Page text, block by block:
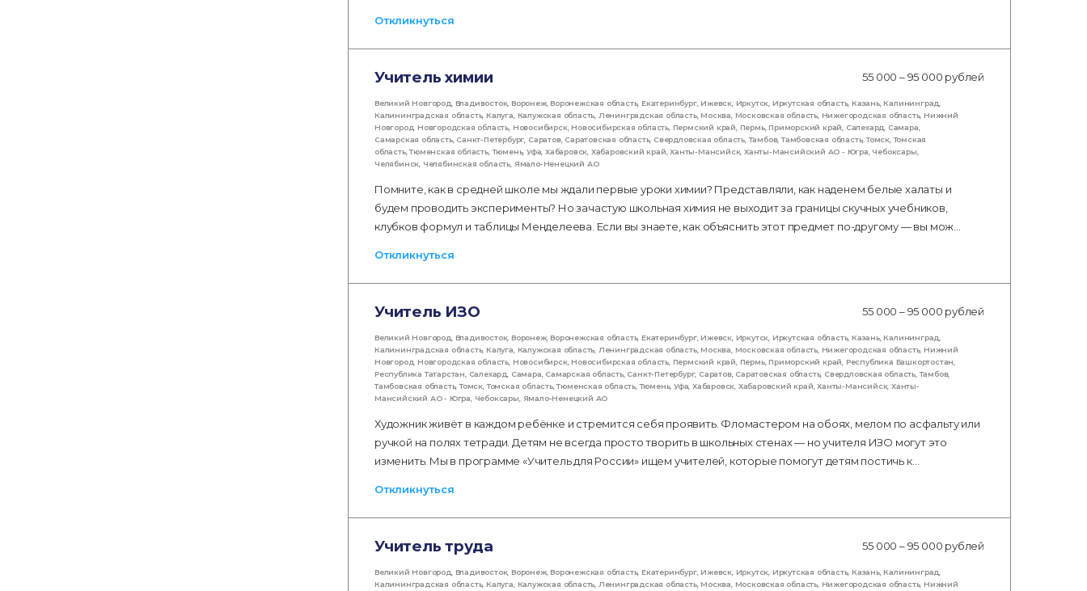
Откликнуться
Учитель химии 55 000 – 95 000 рублей
Великий Новгород Владивосток, Воронеж, Воронежская область, Екатеринбург, Ижевск, Иркутск Иркутская область, Казань, Калининград
Калининградская область, Калуга Калужская область Ленинградская область, Москва Московская область, Нижегородская область, Нижний
Новгород Новгородская область Новосибирск, Новосибирская область, Пермский край Пермь, Приморский край Салехард Самара
Самарская область, Санкт-Петербург Саратов, Саратовская область, Свердловская область,Тамбов,Тамбовская область,Томск,Томская
область,Тюменская область,Тюмень, Уфа Хабаровск Хабаровский край ,Ханты-Мансийск, Ханты-Мансийский АО - Югра Чебоксары
Челябинск Челябинская область Ямало-Ненецкий АО
Помните, как в средней школе мы ждали первые уроки химии? Представляли, как наденем белые халаты и
будем проводить эксперименты? Но зачастую школьная химия не выходит за границы скучных учебников,
клубков формул и таблицы Менделеева. Если вы знаете, как объяснить этот предмет по-другому — вы мож…
Откликнуться
Учитель ИЗО 55 000 – 95 000 рублей
Великий Новгород Владивосток, Воронеж, Воронежская область, Екатеринбург, Ижевск, Иркутск Иркутская область, Казань, Калининград
Калининградская область, Калуга Калужская область Ленинградская область, Москва Московская область, Нижегородская область, Нижний
Новгород Новгородская область Новосибирск, Новосибирская область, Пермский край Пермь, Приморский край Республика Башкортостан
Республика Татарстан
Салехард Самара Самарская область, Санкт-Петербург, Саратов, Саратовская область, Свердловская область,Тамбов,
Тамбовская область,Томск ,Томская область,Тюменская область,Тюмень, Уфа Хабаровск Хабаровский край ,Ханты-Мансийск,Ханты-
Мансийский АО - Югра
Чебоксары Ямало-Ненецкий АО
Художник живёт в каждом ребёнке и стремится себя проявить. Фломастером на обоях, мелом по асфальту или
ручкой на полях тетради. Детям не всегда просто творить в школьных стенах — но учителя ИЗО могут это
изменить. Мы в программе «Учитель для России» ищем учителей, которые помогут детям постичь к…
Откликнуться
Учитель труда 55 000 – 95 000 рублей
Великий Новгород Владивосток, Воронеж, Воронежская область, Екатеринбург, Ижевск, Иркутск Иркутская область, Казань, Калининград
Калининградская область, Калуга Калужская область Ленинградская область, Москва Московская область, Нижегородская область, Нижний